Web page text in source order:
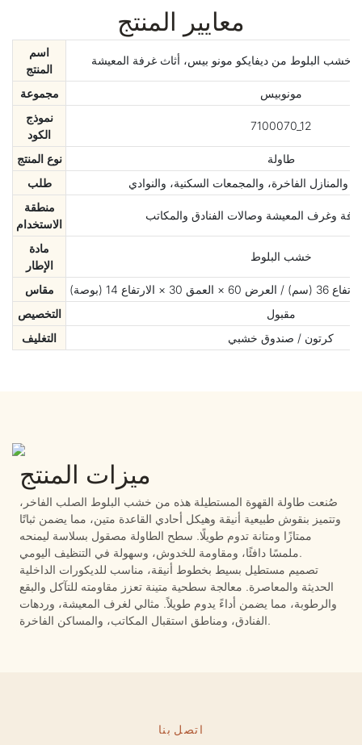
معايير المنتج
اسم
المنتج
خشب البلوط من ديفايكو مونو بيس، أثاث غرفة المعيشة
مجموعة
مونوبيس
نموذج
الكود
7100070_12
نوع المنتج
طاولة
طلب
والمنازل الفاخرة، والمجمعات السكنية، والنوادي
منطقة
الاستخدام
وغرف المعيشة وصالات الفنادق والمكاتب
مادة
الإطار
خشب البلوط
مقاس
التخصيص
مقبول
التغليف
كرتون / صندوق خشبي
ميزات المنتج
صُنعت طاولة القهوة المستطيلة هذه من خشب البلوط الصلب الفاخر،
وتتميز بنقوش طبيعية أنيقة وهيكل أحادي القاعدة متين، مما يضمن ثباتًا
ممتازًا ومتانة تدوم طويلًا. سطح الطاولة مصقول بسلاسة ليمنحه
ملمسًا دافئًا، ومقاومة للخدوش، وسهولة في التنظيف اليومي.
تصميم مستطيل بسيط بخطوط أنيقة، مناسب للديكورات الداخلية
الحديثة والمعاصرة. معالجة سطحية متينة تعزز مقاومته للتآكل والبقع
والرطوبة، مما يضمن أداءً يدوم طويلاً. مثالي لغرف المعيشة، وردهات
الفنادق، ومناطق استقبال المكاتب، والمساكن الفاخرة.
اتصل بنا